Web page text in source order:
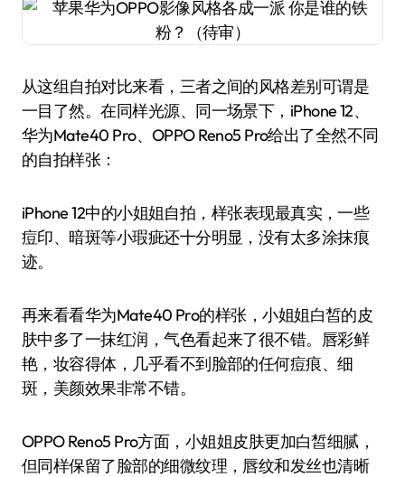
从这组自拍对比来看，三者之间的风格差别可谓是
一目了然。在同样光源、同一场景下，iPhone 12、
华为Mate40 Pro、OPPO Reno5 Pro给出了全然不同
的自拍样张：
iPhone 12中的小姐姐自拍，样张表现最真实，一些
痘印、暗斑等小瑕疵还十分明显，没有太多涂抹痕
迹。
再来看看华为Mate40 Pro的样张，小姐姐白皙的皮
肤中多了一抹红润，气色看起来了很不错。唇彩鲜
艳，妆容得体，几乎看不到脸部的任何痘痕、细
斑，美颜效果非常不错。
OPPO Reno5 Pro方面，小姐姐皮肤更加白皙细腻，
但同样保留了脸部的细微纹理，唇纹和发丝也清晰